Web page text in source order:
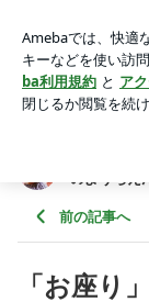
| 今日もこころは
coroスタッフブロ
アプリをダウン
ょう。
のようちえ
前の記事へ
「お座り